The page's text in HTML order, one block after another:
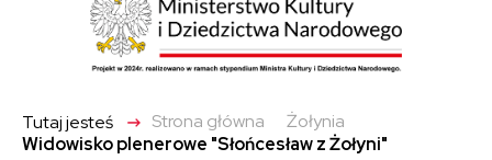
Tutaj jesteś -> Strona główna
Żołynia
Widowisko plenerowe "Słońcesław z Żołyni"